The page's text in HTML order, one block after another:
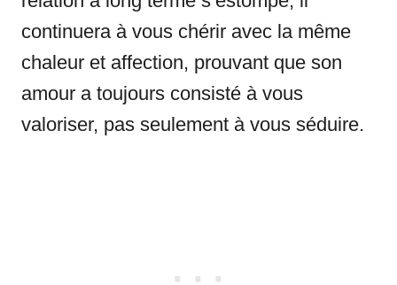
continuera à vous chérir avec la même
chaleur et affection, prouvant que son
amour a toujours consisté à vous
valoriser, pas seulement à vous séduire.